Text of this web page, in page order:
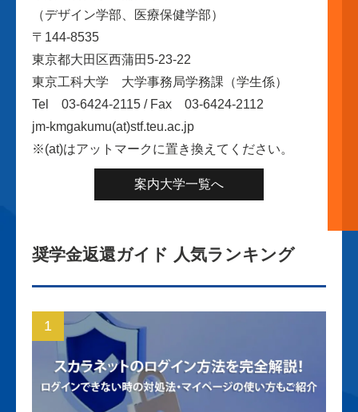
（デザイン学部、医療保健学部）
〒144-8535
東京都大田区西蒲田5-23-22
東京工科大学 大学事務局学務課（学生係）
Tel 03-6424-2115 / Fax 03-6424-2112
jm-kmgakumu(at)stf.teu.ac.jp
※(at)はアットマークに置き換えてください。
案内大学一覧へ
奨学金返還ガイド 人気ランキング